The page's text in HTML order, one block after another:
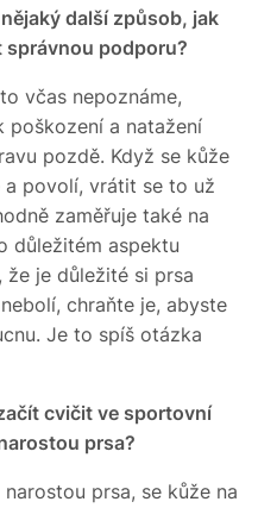
další způsob, jak
správnou podporu?
včas nepoznáme,
a natažení
pozdě. Když se kůže
a povolí, vrátit se to už
zaměřuje také na
důležitém aspektu
že je důležité si prsa
chraňte je, abyste
Je to spíš otázka
cvičit ve sportovní
prsa?
prsa, se kůže na